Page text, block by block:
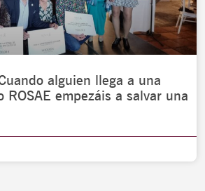
alguien llega a una
ROSAE empezáis a salvar una